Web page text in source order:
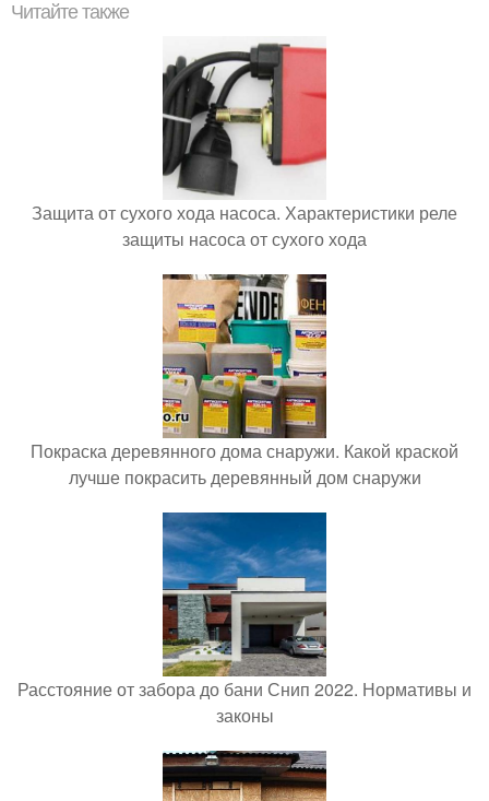
Читайте также
Защита от сухого хода насоса. Характеристики реле
защиты насоса от сухого хода
Покраска деревянного дома снаружи. Какой краской
лучше покрасить деревянный дом снаружи
Расстояние от забора до бани Снип 2022. Нормативы и
законы